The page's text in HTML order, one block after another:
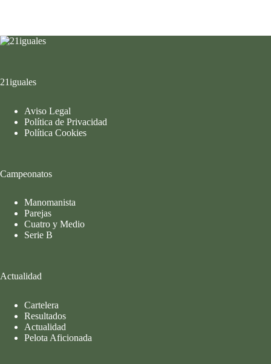
21iguales
Aviso Legal
Política de Privacidad
Política Cookies
Campeonatos
Manomanista
Parejas
Cuatro y Medio
Serie B
Actualidad
Cartelera
Resultados
Actualidad
Pelota Aficionada